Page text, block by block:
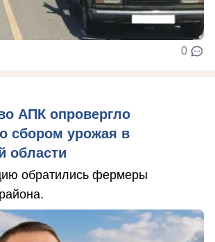
0
АПК опровергло
сбором урожая в
области
обратились фермеры